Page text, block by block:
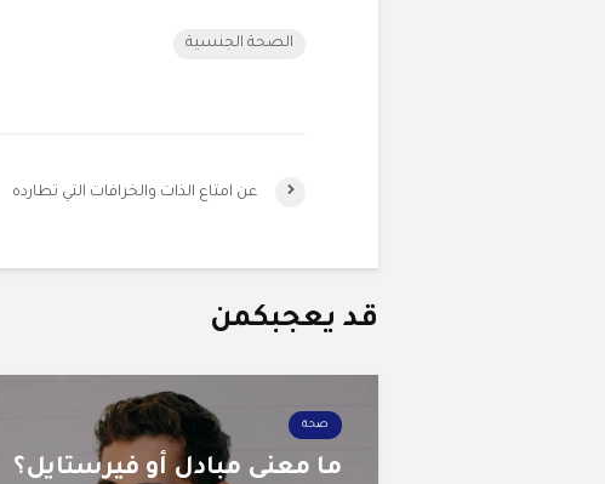
الصحة الجنسية
عن امتاع الذات والخرافات التي تطارده
قد يعجبكمن
صحة
ما معنى مبادل أو فيرستايل؟